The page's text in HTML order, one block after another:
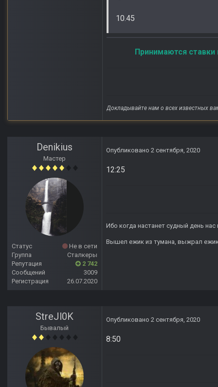
10.45
Принимаются
Докладывайте нам о всех известных
Denikius
Мастер
Статус
Не в сети
Группа
Сталкеры
Репутация
2 742
Сообщений
3009
Регистрация
26.07.2020
Опубликовано 2 сентября, 2020
12:25
Ибо когда настанет судный день
Вышел ежик из тумана, выжрал ежик
StreJl0K
Бывалый
Опубликовано 2 сентября, 2020
8:50